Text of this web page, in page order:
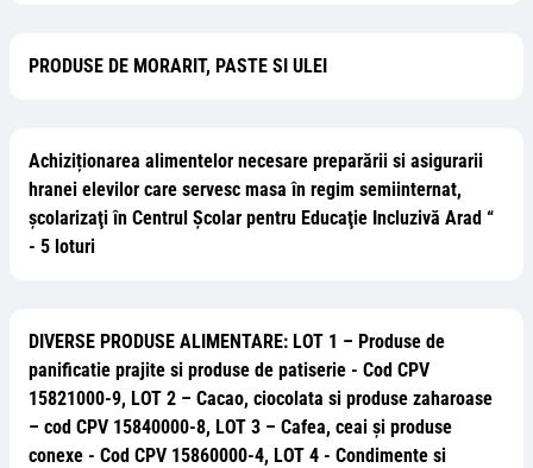
PRODUSE DE MORARIT, PASTE SI ULEI
Achiziționarea alimentelor necesare preparării si asigurarii
hranei elevilor care servesc masa în regim semiinternat,
şcolarizaţi în Centrul Şcolar pentru Educaţie Incluzivă Arad “
- 5 loturi
DIVERSE PRODUSE ALIMENTARE: LOT 1 – Produse de
panificatie prajite si produse de patiserie - Cod CPV
15821000-9, LOT 2 – Cacao, ciocolata si produse zaharoase
– cod CPV 15840000-8, LOT 3 – Cafea, ceai și produse
conexe - Cod CPV 15860000-4, LOT 4 - Condimente si